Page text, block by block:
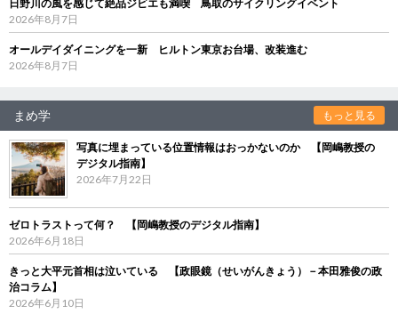
日野川の風を感じて絶品ジビエも満喫 鳥取のサイクリングイベント
2026年8月7日
オールデイダイニングを一新 ヒルトン東京お台場、改装進む
2026年8月7日
まめ学 もっと見る
写真に埋まっている位置情報はおっかないのか 【岡嶋教授の
デジタル指南】
2026年7月22日
ゼロトラストって何？ 【岡嶋教授のデジタル指南】
2026年6月18日
きっと大平元首相は泣いている 【政眼鏡（せいがんきょう）－本田雅俊の政
治コラム】
2026年6月10日